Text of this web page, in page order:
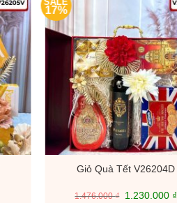
17%
Giỏ Quà Tết V26204D
1.476.000₫
Giá
1.230.000 ₫